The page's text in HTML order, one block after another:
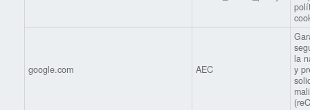
google.com AEC
la
y